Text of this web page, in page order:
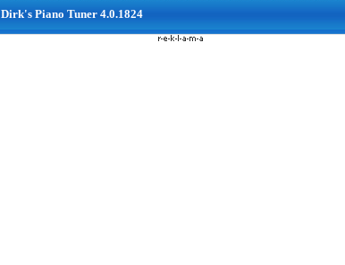
Dirk's Piano Tuner 4.0.1824